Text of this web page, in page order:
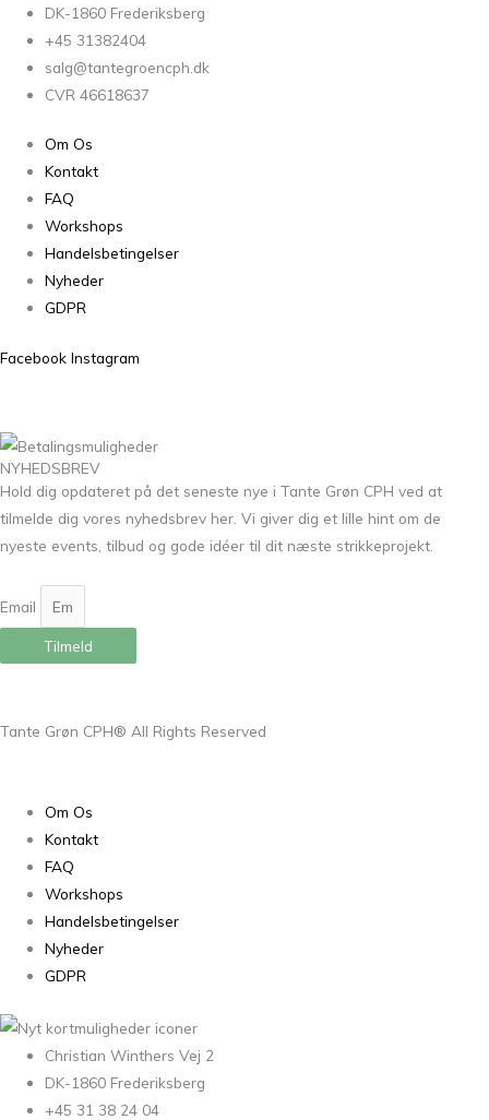
DK-1860 Frederiksberg
+45 31382404
salg@tantegroencph.dk
CVR 46618637
Om Os
Kontakt
FAQ
Workshops
Handelsbetingelser
Nyheder
GDPR
Facebook Instagram
NYHEDSBREV
Hold dig opdateret på det seneste nye i Tante Grøn CPH ved at
tilmelde dig vores nyhedsbrev her. Vi giver dig et lille hint om de
nyeste events, tilbud og gode idéer til dit næste strikkeprojekt.
Email
Tilmeld
Tante Grøn CPH® All Rights Reserved
Om Os
Kontakt
FAQ
Workshops
Handelsbetingelser
Nyheder
GDPR
Christian Winthers Vej 2
DK-1860 Frederiksberg
+45 31 38 24 04